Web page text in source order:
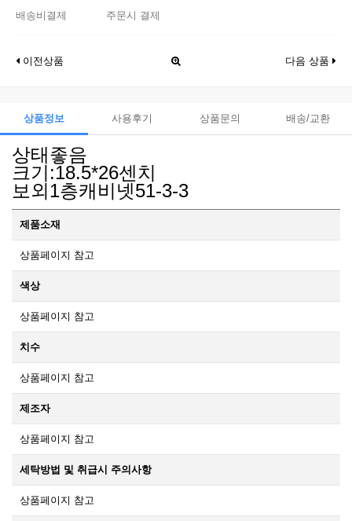
배송비결제
주문시 결제
이전상품 다음 상품
상품정보 사용후기 상품문의 배송/교환
상태좋음
크기:18.5*26센치
보외1층캐비넷51-3-3
제품소재
상품페이지 참고
색상
상품페이지 참고
치수
상품페이지 참고
제조자
상품페이지 참고
세탁방법 및 취급시 주의사항
상품페이지 참고